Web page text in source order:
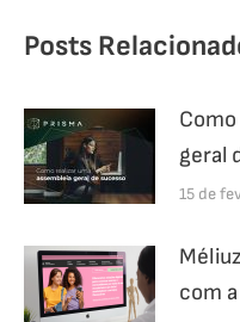
Posts
geral
15 de
com